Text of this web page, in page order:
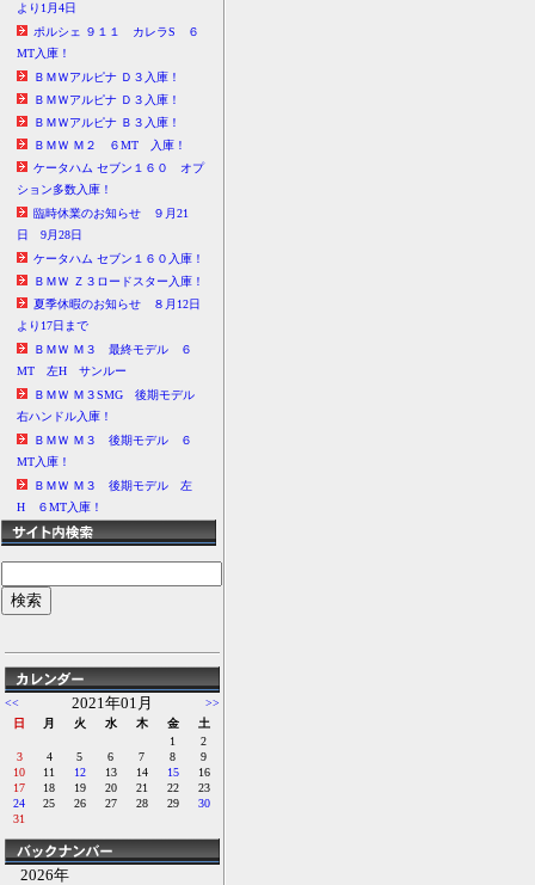
より1月4日
ポルシェ ９１１ カレラS ６
MT入庫！
ＢＭＷアルピナ Ｄ３入庫！
ＢＭＷアルピナ Ｄ３入庫！
ＢＭＷアルピナ Ｂ３入庫！
ＢＭＷ Ｍ２ ６MT 入庫！
ケータハム セブン１６０ オプ
ション多数入庫！
臨時休業のお知らせ ９月21
日 9月28日
ケータハム セブン１６０入庫！
ＢＭＷ Ｚ３ロードスター入庫！
夏季休暇のお知らせ ８月12日
より17日まで
ＢＭＷ Ｍ３ 最終モデル ６
MT 左H サンルー
ＢＭＷ Ｍ３SMG 後期モデル
右ハンドル入庫！
ＢＭＷ Ｍ３ 後期モデル ６
MT入庫！
ＢＭＷ Ｍ３ 後期モデル 左
H ６MT入庫！
<< 2021年01月
>>
日
月 火 水 木 金
土
1
2
3
4 5 6 7 8
9
10
11 12 13 14 15
16
17
18 19 20 21 22
23
24
25 26 27 28 29
30
31
2026年